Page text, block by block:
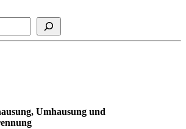
Umhausung und